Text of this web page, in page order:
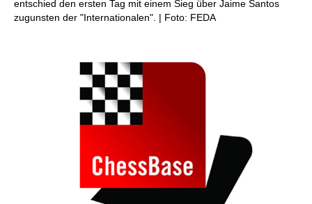
entschied den ersten Tag mit einem Sieg über Jaime Santos
zugunsten der "Internationalen". | Foto: FEDA